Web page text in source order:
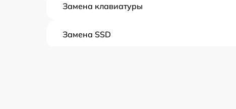
Замена клавиатуры
Замена SSD